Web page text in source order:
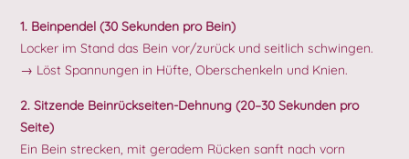
1. Beinpendel (30 Sekunden pro Bein)
Locker im Stand das Bein vor/zurück und seitlich schwingen.
→ Löst Spannungen in Hüfte, Oberschenkeln und Knien.
2. Sitzende Beinrückseiten-Dehnung (20–30 Sekunden pro
Seite)
Ein Bein strecken, mit geradem Rücken sanft nach vorn